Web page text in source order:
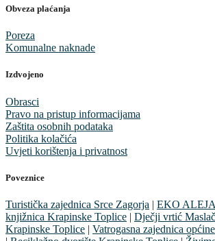
Obveza plaćanja
Poreza
Komunalne naknade
Izdvojeno
Obrasci
Pravo na pristup informacijama
Zaštita osobnih podataka
Politika kolačića
Uvjeti korištenja i privatnost
Poveznice
Turistička zajednica Srce Zagorja | EKO ALEJA
knjižnica Krapinske Toplice | Dječji vrtić
Krapinske Toplice | Vatrogasna zajednica